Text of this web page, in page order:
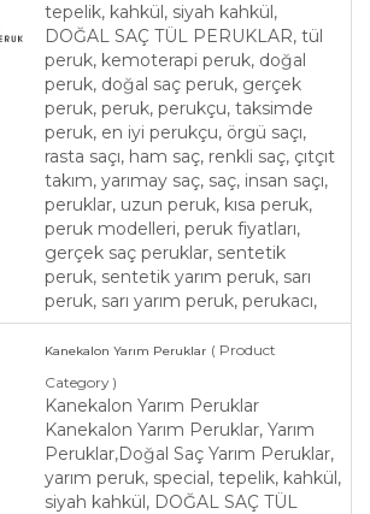
tepelik, kahkül, siyah kahkül,
DOĞAL SAÇ TÜL PERUKLAR, tül
peruk, kemoterapi peruk, doğal
peruk, doğal saç peruk, gerçek
peruk, peruk, perukçu, taksimde
peruk, en iyi perukçu, örgü saçı,
rasta saçı, ham saç, renkli saç, çıtçıt
takım, yarımay saç, saç, insan saçı,
peruklar, uzun peruk, kısa peruk,
peruk modelleri, peruk fiyatları,
gerçek saç peruklar, sentetik
peruk, sentetik yarım peruk, sarı
peruk, sarı yarım peruk, perukacı,
Kanekalon Yarım Peruklar ( Product
Category )
Kanekalon Yarım Peruklar
Kanekalon Yarım Peruklar, Yarım
Peruklar,Doğal Saç Yarım Peruklar,
yarım peruk, special, tepelik, kahkül,
siyah kahkül, DOĞAL SAÇ TÜL